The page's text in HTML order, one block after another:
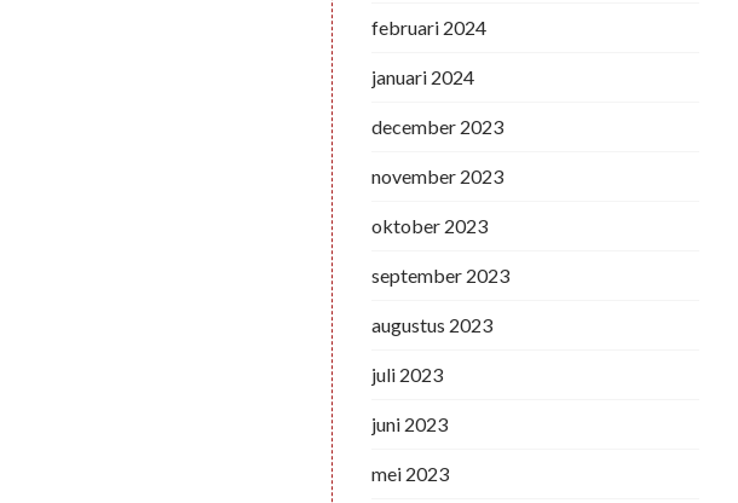
februari 2024
januari 2024
december 2023
november 2023
oktober 2023
september 2023
augustus 2023
juli 2023
juni 2023
mei 2023